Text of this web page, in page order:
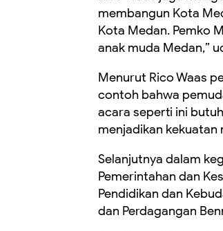
membangun Kota
Kota Medan. Pemko
anak muda Medan,”
Menurut Rico Waas
contoh bahwa
acara seperti ini
menjadikan
Selanjutnya dalam
Pemerintahan dan
Pendidikan dan
dan Perdagangan